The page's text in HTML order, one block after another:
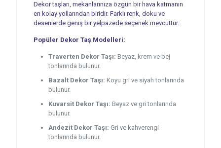
Dekor taşları, mekanlarınıza özgün bir hava katmanın
en kolay yollarından biridir. Farklı renk, doku ve
desenlerde geniş bir yelpazede seçenek mevcuttur.
Popüler Dekor Taş Modelleri:
Traverten Dekor Taşı: Beyaz, krem ve bej
tonlarında bulunur.
Bazalt Dekor Taşı: Koyu gri ve siyah tonlarında
bulunur.
Kuvarsit Dekor Taşı: Beyaz ve gri tonlarında
bulunur.
Andezit Dekor Taşı: Gri ve kahverengi
tonlarında bulunur.